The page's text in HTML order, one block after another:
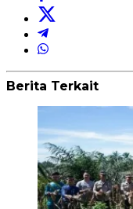
Berita Terkait